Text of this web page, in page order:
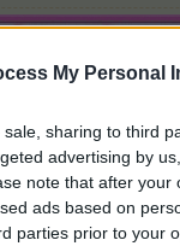
My Personal
sharing to third
advertising by
note that after
ads based on
parties prior to your